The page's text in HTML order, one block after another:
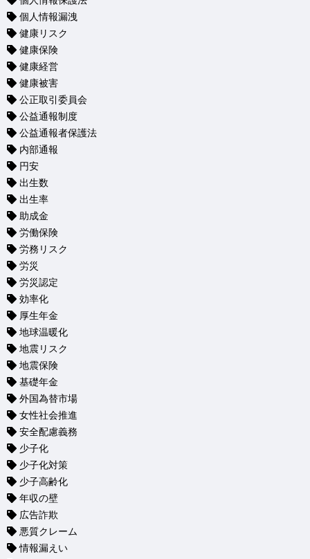
個人情報漏洩
健康リスク
健康保険
健康経営
健康被害
公正取引委員会
公益通報制度
公益通報者保護法
内部通報
円安
出生数
出生率
助成金
労働保険
労務リスク
労災
労災認定
効率化
厚生年金
地球温暖化
地震リスク
地震保険
基礎年金
外国為替市場
女性社会推進
安全配慮義務
少子化
少子化対策
少子高齢化
年収の壁
広告詐欺
悪質クレーム
情報漏えい